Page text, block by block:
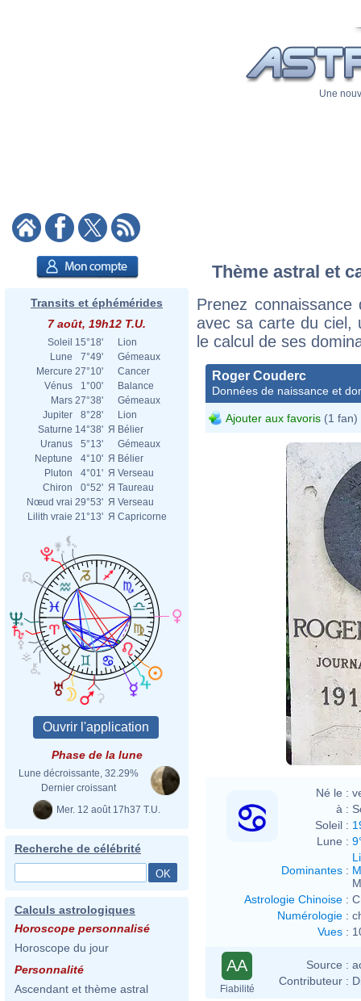
Une
Transits et éphémérides
7 août, 19h12 T.U.
Soleil 15°18'
Lion
Lune
7°49'
Gémeaux
Mercure 27°10'
Cancer
Vénus
1°00'
Balance
Mars 27°38'
Gémeaux
Jupiter
8°28'
Lion
Saturne 14°38' Я Bélier
Uranus
5°13'
Gémeaux
Neptune
4°10' Я Bélier
Pluton
4°01' Я Verseau
Chiron
0°52' Я Taureau
Nœud vrai 29°53' Я Verseau
Lilith vraie 21°13' Я Capricorne
Phase de la lune
Lune décroissante, 32.29%
Dernier croissant
Mer. 12 août 17h37 T.U.
Recherche de célébrité
Calculs astrologiques
Horoscope personnalisé
Horoscope du jour
Personnalité
Ascendant et thème astral
Thème astral et
Prenez
avec sa carte du ciel,
le calcul de ses
Roger Couderc
Données de naissance et
Ajouter aux favoris (1 fan)
Né le :
à :
Soleil :
Lune :
Dominantes :
Astrologie Chinoise :
Numérologie :
Vues :
AA
Fiabilité
Source :
Contributeur :